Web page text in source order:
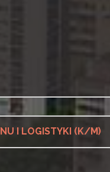
I LOGISTYKI (K/M)